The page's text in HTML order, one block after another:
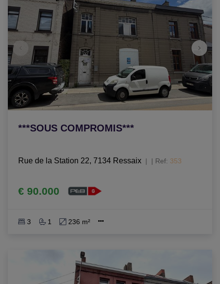
***SOUS COMPROMIS***
Rue de la Station 22, 7134 Ressaix | Ref: 353
€ 90.000
3 1 236 m²